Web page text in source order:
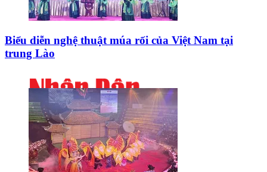
Biểu diễn nghệ thuật múa rối của Việt Nam tại
trung Lào